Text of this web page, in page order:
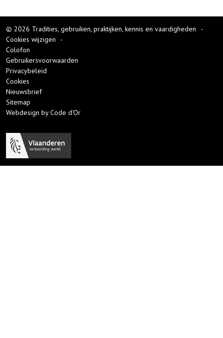
© 2026 Tradities, gebruiken, praktijken, kennis en vaardigheden
-
Cookies wijzigen
-
Colofon
Gebruikersvoorwaarden
Privacybeleid
Cookies
Nieuwsbrief
Sitemap
Webdesign by Code d'Or